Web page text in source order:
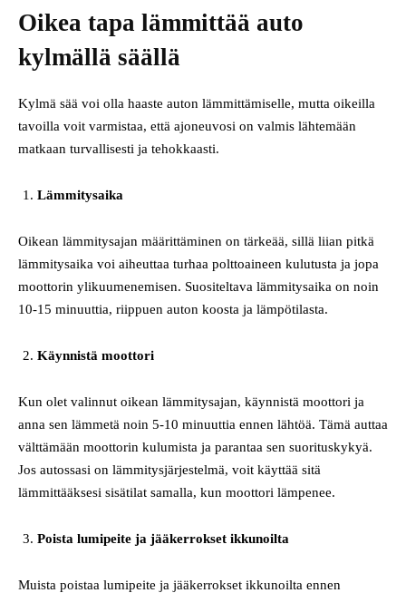
Oikea tapa lämmittää auto
kylmällä säällä
Kylmä sää voi olla haaste auton lämmittämiselle, mutta oikeilla
tavoilla voit varmistaa, että ajoneuvosi on valmis lähtemään
matkaan turvallisesti ja tehokkaasti.
Lämmitysaika
Oikean lämmitysajan määrittäminen on tärkeää, sillä liian pitkä
lämmitysaika voi aiheuttaa turhaa polttoaineen kulutusta ja jopa
moottorin ylikuumenemisen. Suositeltava lämmitysaika on noin
10-15 minuuttia, riippuen auton koosta ja lämpötilasta.
Käynnistä moottori
Kun olet valinnut oikean lämmitysajan, käynnistä moottori ja
anna sen lämmetä noin 5-10 minuuttia ennen lähtöä. Tämä auttaa
välttämään moottorin kulumista ja parantaa sen suorituskykyä.
Jos autossasi on lämmitysjärjestelmä, voit käyttää sitä
lämmittääksesi sisätilat samalla, kun moottori lämpenee.
Poista lumipeite ja jääkerrokset ikkunoilta
Muista poistaa lumipeite ja jääkerrokset ikkunoilta ennen